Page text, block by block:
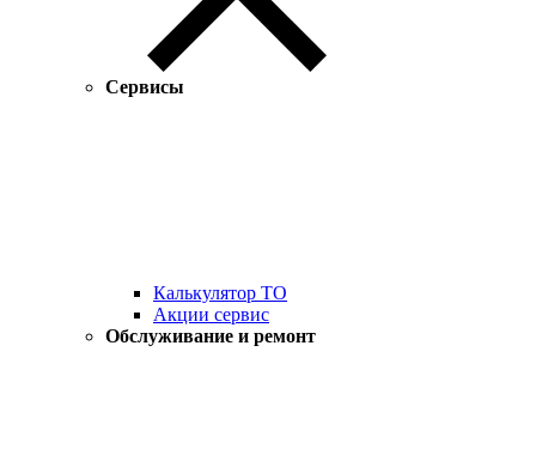
Сервисы
Калькулятор ТО
Акции сервис
Обслуживание и ремонт